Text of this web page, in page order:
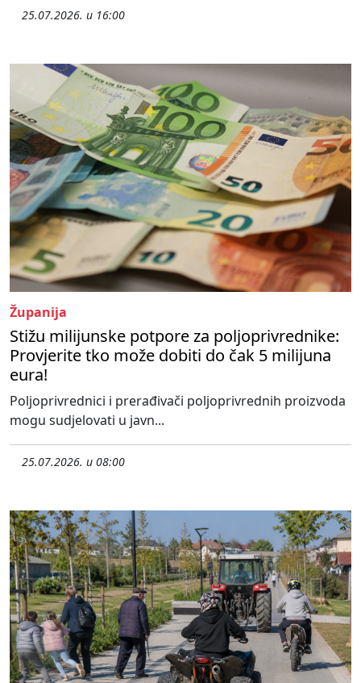
25.07.2026. u 16:00
Županija
Stižu milijunske potpore za poljoprivrednike:
Provjerite tko može dobiti do čak 5 milijuna
eura!
Poljoprivrednici i prerađivači poljoprivrednih proizvoda
mogu sudjelovati u javn...
25.07.2026. u 08:00